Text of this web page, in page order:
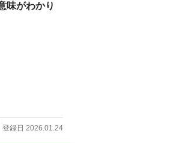
味がわかり
登録日 2026.01.24